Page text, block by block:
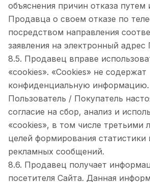
объяснения причин отказа
Продавца о своем отказе по
посредством направления
заявления на электронный
8.5. Продавец вправе
«cookies». «Cookies» не содержат
конфиденциальную
Пользователь / Покупатель
согласие на сбор, анализ и
«cookies», в том числе третьими
целей формирования статистики
рекламных сообщений.
8.6. Продавец получает
посетителя Сайта. Данная